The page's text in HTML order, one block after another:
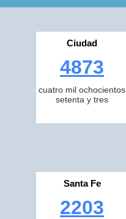
Ciudad
4873
cuatro mil ochocientos
setenta y tres
Santa Fe
2203